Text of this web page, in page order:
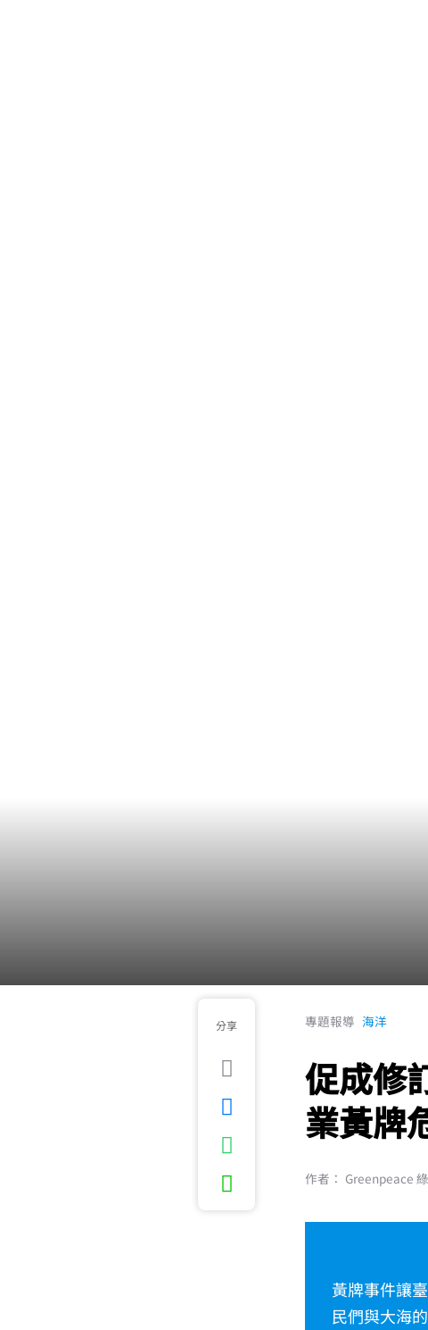
分享 專題報導 海洋
促成修
業黃牌
作者： Greenpeace
黃牌事件讓
民們與大海